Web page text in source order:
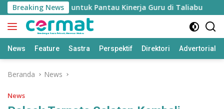
Langsung
ke
konten
Breaking News
Disiapkan untuk Pantau Kinerja Guru di Taliabu
News Feature Sastra Perspektif Direktori Advertorial
Beranda News
News